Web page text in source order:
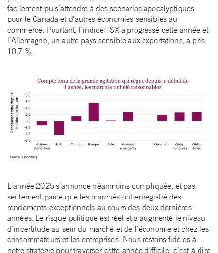
facilement pu s’attendre à des scénarios apocalyptiques
pour le Canada et d’autres économies sensibles au
commerce. Pourtant, l’indice TSX a progressé cette année et
l’Allemagne, un autre pays sensible aux exportations, a pris
10,7 %.
L’année 2025 s’annonce néanmoins compliquée, et pas
seulement parce que les marchés ont enregistré des
rendements exceptionnels au cours des deux dernières
années. Le risque politique est réel et a augmenté le niveau
d’incertitude au sein du marché et de l’économie et chez les
consommateurs et les entreprises. Nous restons fidèles à
notre stratégie pour traverser cette année difficile, c’est-à-dire